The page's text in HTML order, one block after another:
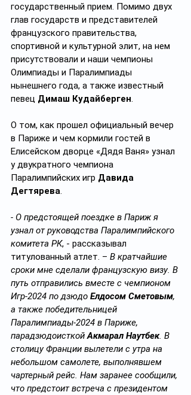
государственный прием. Помимо двух
глав государств и представителей
французского правительства,
спортивной и культурной элит, на нем
присутствовали и наши чемпионы
Олимпиады и Паралимпиады
нынешнего года, а также известный
певец Димаш Кудайберген.
О том, как прошел официальный вечер
в Париже и чем кормили гостей в
Елисейском дворце «Дядя Ваня» узнал
у двукратного чемпиона
Паралимпийских игр Давида
Дегтярева.
- О предстоящей поездке в Париж я
узнал от руководства Паралимпийского
комитета РК, - рассказывал
титулованный атлет. – В кратчайшие
сроки мне сделали французскую визу. В
путь отправились вместе с чемпионом
Игр-2024 по дзюдо Елдосом Сметовым,
а также победительницей
Паралимпиады-2024 в Париже,
парадзюдоисткой Акмарал Наутбек. В
столицу Франции вылетели с утра на
небольшом самолете, выполнявшем
чартерный рейс. Нам заранее сообщили,
что предстоит встреча с президентом